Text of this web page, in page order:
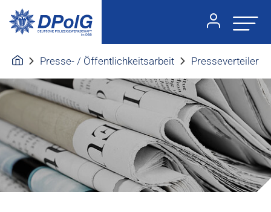
Presse- / Öffentlichkeitsarbeit Presseverteiler